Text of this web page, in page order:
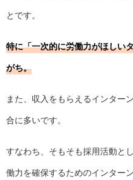
とです。
特に「一次的に労働力がほしい
がち。
また、収入をもらえるインター
合に多いです。
すなわち、そもそも採用活動と
働力を確保するためのインター